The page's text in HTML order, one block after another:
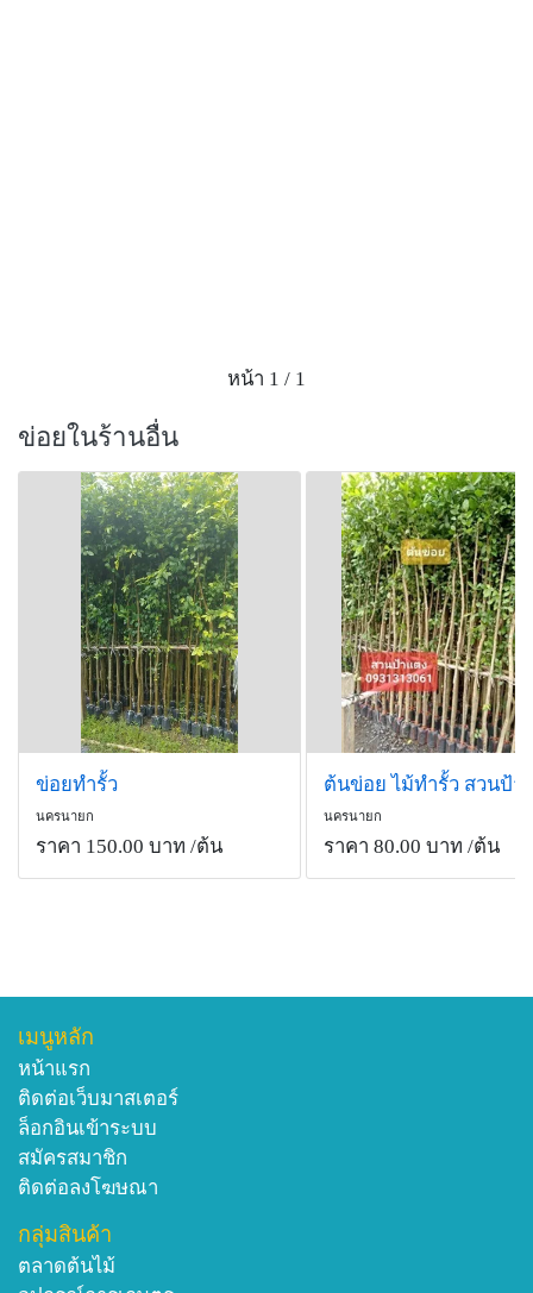
หน้า 1 / 1
ข่อยในร้านอื่น
ข่อยทำรั้ว
นครนายก
ราคา 150.00 บาท /ต้น
นครนายก
ราคา 80.00 บาท /ต้น
เมนูหลัก
หน้าแรก
ติดต่อเว็บมาสเตอร์
ล็อกอินเข้าระบบ
สมัครสมาชิก
ติดต่อลงโฆษณา
กลุ่มสินค้า
ตลาดต้นไม้